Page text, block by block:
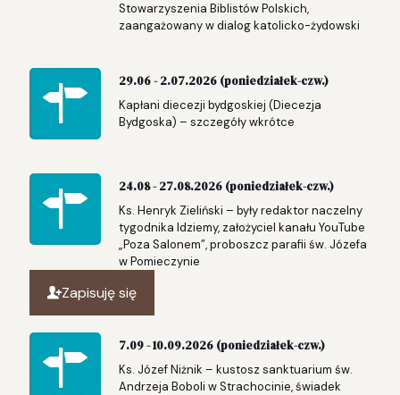
Stowarzyszenia Biblistów Polskich,
zaangażowany w dialog katolicko-żydowski
29.06 - 2.07.2026 (poniedziałek-czw.)
Kapłani diecezji bydgoskiej (Diecezja
Bydgoska) – szczegóły wkrótce
24.08 - 27.08.2026 (poniedziałek-czw.)
Ks. Henryk Zieliński – były redaktor naczelny
tygodnika Idziemy, założyciel kanału YouTube
„Poza Salonem”, proboszcz parafii św. Józefa
w Pomieczynie
Zapisuję się
7.09 - 10.09.2026 (poniedziałek-czw.)
Ks. Józef Niżnik – kustosz sanktuarium św.
Andrzeja Boboli w Strachocinie, świadek